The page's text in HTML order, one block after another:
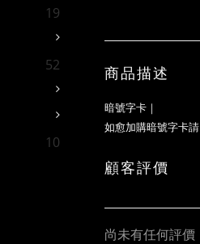
19
52
10
商品描述
暗號字卡 ｜
如愈加購暗號字卡請
顧客評價
尚未有任何評價